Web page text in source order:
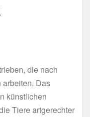
die nach
Das
künstlichen
Tiere artgerechter